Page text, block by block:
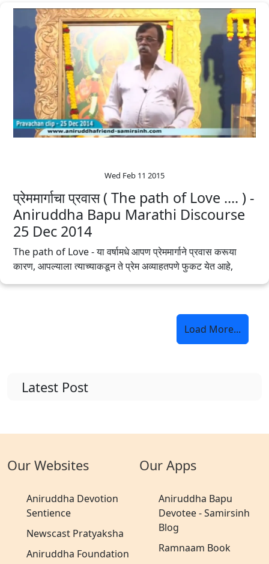
Wed Feb 11 2015
प्रेममार्गाचा प्रवास ( The path of Love .... ) -
Aniruddha Bapu Marathi Discourse
25 Dec 2014
The path of Love - या वर्षामधे आपण प्रेममार्गाने प्रवास करूया
कारण, आपल्याला त्याच्याकडून ते प्रेम अव्याहतपणे फुकट येत आहे,
Load More...
Latest Post
Our Websites
Aniruddha Devotion
Sentience
Newscast Pratyaksha
Aniruddha Foundation
Our Apps
Aniruddha Bapu
Devotee - Samirsinh
Blog
Ramnaam Book